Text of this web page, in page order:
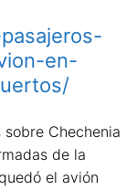
en-
Chechenia
de la
el avión